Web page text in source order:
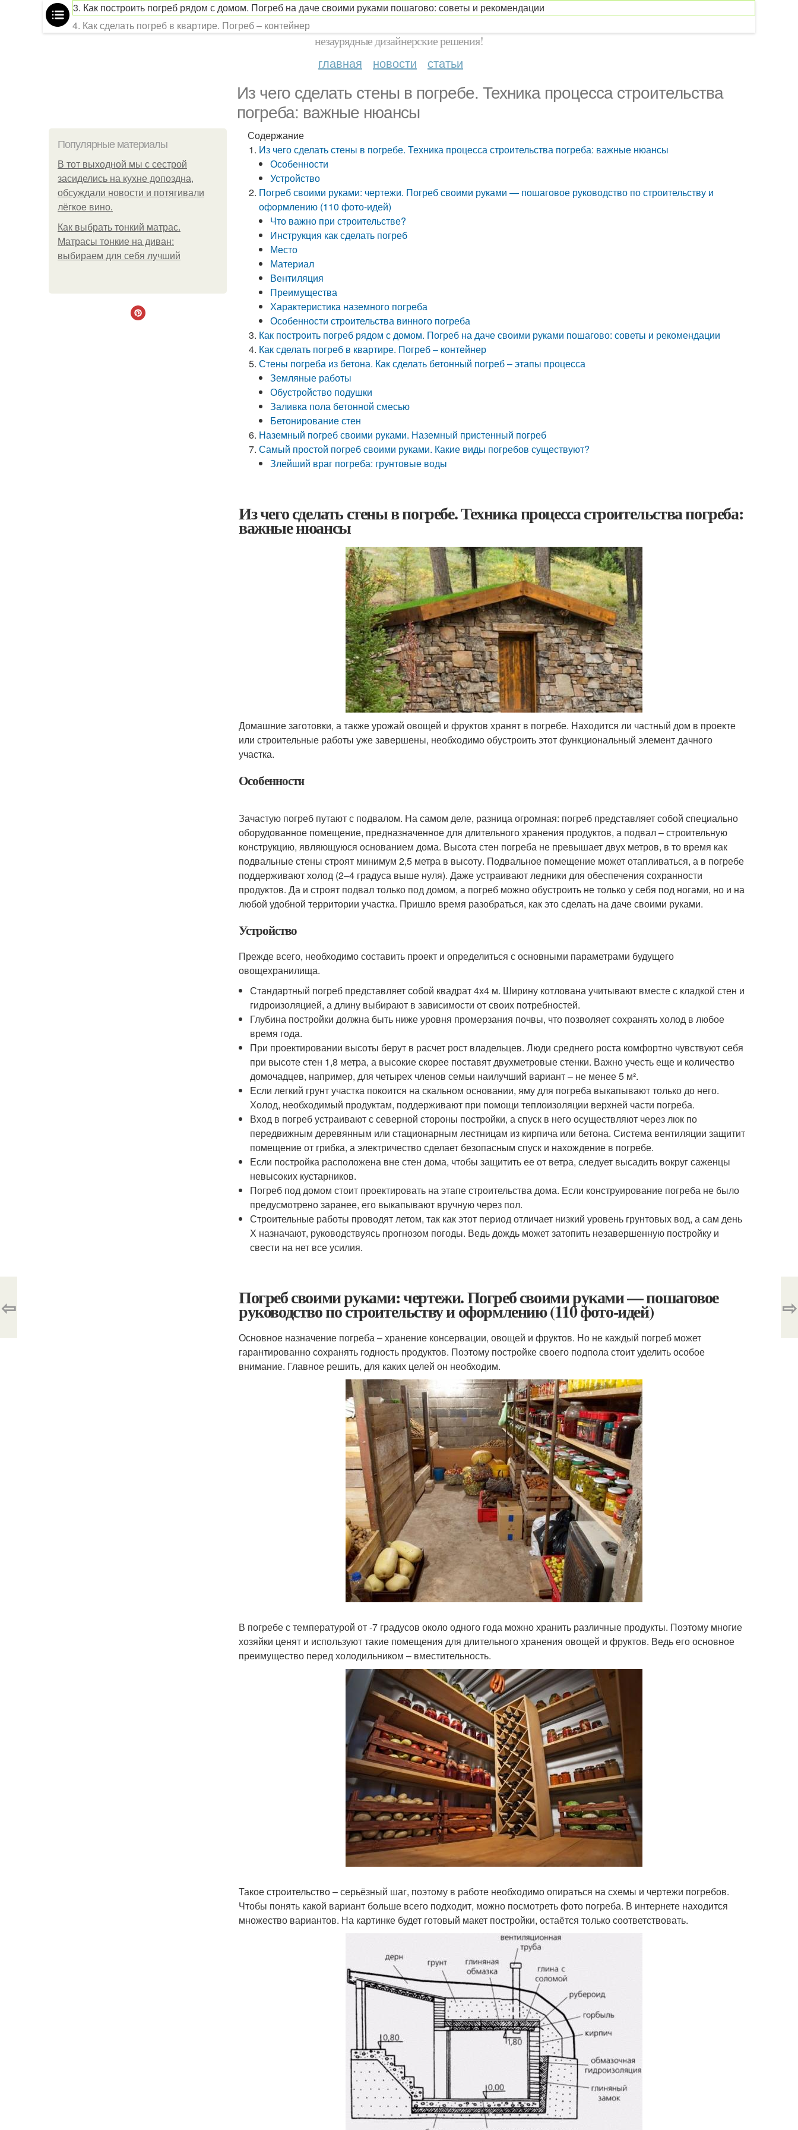
ДИЗАЙН / ИНТЕРЬЕР / СТИЛЬ
незаурядные дизайнерские решения!
главная новости статьи
Из чего сделать стены в погребе. Техника процесса строительства
погреба: важные нюансы
Популярные материалы
В тот выходной мы с сестрой
засиделись на кухне допоздна,
обсуждали новости и потягивали
лёгкое вино.
Как выбрать тонкий матрас.
Матрасы тонкие на диван:
выбираем для себя лучший
Содержание
Из чего сделать стены в погребе. Техника процесса строительства погреба: важные нюансы
Особенности
Устройство
Погреб своими руками: чертежи. Погреб своими руками — пошаговое руководство по строительству и
оформлению (110 фото-идей)
Что важно при строительстве?
Инструкция как сделать погреб
Место
Материал
Вентиляция
Преимущества
Характеристика наземного погреба
Особенности строительства винного погреба
Как построить погреб рядом с домом. Погреб на даче своими руками пошагово: советы и рекомендации
Как сделать погреб в квартире. Погреб – контейнер
Стены погреба из бетона. Как сделать бетонный погреб – этапы процесса
Земляные работы
Обустройство подушки
Заливка пола бетонной смесью
Бетонирование стен
Наземный погреб своими руками. Наземный пристенный погреб
Самый простой погреб своими руками. Какие виды погребов существуют?
Злейший враг погреба: грунтовые воды
Из чего сделать стены в погребе. Техника процесса строительства погреба:
важные нюансы
Домашние заготовки, а также урожай овощей и фруктов хранят в погребе. Находится ли частный дом в проекте
или строительные работы уже завершены, необходимо обустроить этот функциональный элемент дачного
участка.
Особенности
Зачастую погреб путают с подвалом. На самом деле, разница огромная: погреб представляет собой специально
оборудованное помещение, предназначенное для длительного хранения продуктов, а подвал – строительную
конструкцию, являющуюся основанием дома. Высота стен погреба не превышает двух метров, в то время как
подвальные стены строят минимум 2,5 метра в высоту. Подвальное помещение может отапливаться, а в погребе
поддерживают холод (2–4 градуса выше нуля). Даже устраивают ледники для обеспечения сохранности
продуктов. Да и строят подвал только под домом, а погреб можно обустроить не только у себя под ногами, но и на
любой удобной территории участка. Пришло время разобраться, как это сделать на даче своими руками.
Устройство
Прежде всего, необходимо составить проект и определиться с основными параметрами будущего
овощехранилища.
Стандартный погреб представляет собой квадрат 4х4 м. Ширину котлована учитывают вместе с кладкой стен и
гидроизоляцией, а длину выбирают в зависимости от своих потребностей.
Глубина постройки должна быть ниже уровня промерзания почвы, что позволяет сохранять холод в любое
время года.
При проектировании высоты берут в расчет рост владельцев. Люди среднего роста комфортно чувствуют себя
при высоте стен 1,8 метра, а высокие скорее поставят двухметровые стенки. Важно учесть еще и количество
домочадцев, например, для четырех членов семьи наилучший вариант – не менее 5 м².
Если легкий грунт участка покоится на скальном основании, яму для погреба выкапывают только до него.
Холод, необходимый продуктам, поддерживают при помощи теплоизоляции верхней части погреба.
Вход в погреб устраивают с северной стороны постройки, а спуск в него осуществляют через люк по
передвижным деревянным или стационарным лестницам из кирпича или бетона. Система вентиляции защитит
помещение от грибка, а электричество сделает безопасным спуск и нахождение в погребе.
Если постройка расположена вне стен дома, чтобы защитить ее от ветра, следует высадить вокруг саженцы
невысоких кустарников.
Погреб под домом стоит проектировать на этапе строительства дома. Если конструирование погреба не было
предусмотрено заранее, его выкапывают вручную через пол.
Строительные работы проводят летом, так как этот период отличает низкий уровень грунтовых вод, а сам день
Х назначают, руководствуясь прогнозом погоды. Ведь дождь может затопить незавершенную постройку и
свести на нет все усилия.
Погреб своими руками: чертежи. Погреб своими руками — пошаговое
руководство по строительству и оформлению (110 фото-идей)
Основное назначение погреба – хранение консервации, овощей и фруктов. Но не каждый погреб может
гарантированно сохранять годность продуктов. Поэтому постройке своего подпола стоит уделить особое
внимание. Главное решить, для каких целей он необходим.
В погребе с температурой от -7 градусов около одного года можно хранить различные продукты. Поэтому многие
хозяйки ценят и используют такие помещения для длительного хранения овощей и фруктов. Ведь его основное
преимущество перед холодильником – вместительность.
Такое строительство – серьёзный шаг, поэтому в работе необходимо опираться на схемы и чертежи погребов.
Чтобы понять какой вариант больше всего подходит, можно посмотреть фото погреба. В интернете находится
множество вариантов. На картинке будет готовый макет постройки, остаётся только соответствовать.
⇦ ⇨
3. Как построить погреб рядом с домом. Погреб на даче своими руками пошагово: советы и рекомендации
4. Как сделать погреб в квартире. Погреб – контейнер